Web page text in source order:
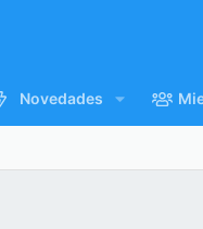
Novedades